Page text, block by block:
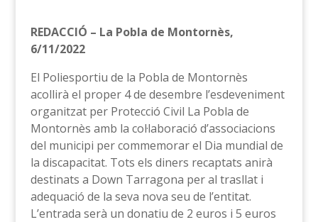
REDACCIÓ – La Pobla de Montornès,
6/11/2022
El Poliesportiu de la Pobla de Montornès
acollirà el proper 4 de desembre l’esdeveniment
organitzat per Protecció Civil La Pobla de
Montornès amb la col·laboració d’associacions
del municipi per commemorar el Dia mundial de
la discapacitat. Tots els diners recaptats anirà
destinats a Down Tarragona per al trasllat i
adequació de la seva nova seu de l’entitat.
L’entrada serà un donatiu de 2 euros i 5 euros